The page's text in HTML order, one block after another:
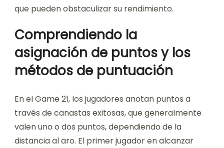
que pueden obstaculizar su rendimiento.
Comprendiendo la
asignación de puntos y los
métodos de puntuación
En el Game 21, los jugadores anotan puntos a
través de canastas exitosas, que generalmente
valen uno o dos puntos, dependiendo de la
distancia al aro. El primer jugador en alcanzar